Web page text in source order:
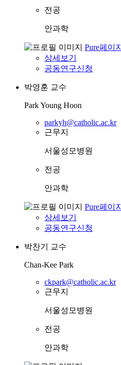
전공
안과학
Pure페이지
상세보기
공동연구신청
박영훈 교수
Park Young Hoon
parkyh@catholic.ac.kr
근무지
서울성모병원
전공
안과학
Pure페이지
상세보기
공동연구신청
박찬기 교수
Chan-Kee Park
ckpark@catholic.ac.kr
근무지
서울성모병원
전공
안과학